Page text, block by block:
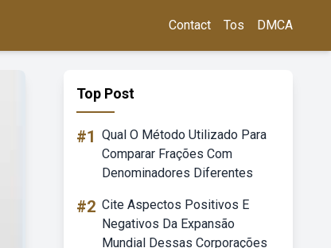
Contact Tos DMCA
Top Post
#1 Qual O Método Utilizado Para
Comparar Frações Com
Denominadores Diferentes
#2 Cite Aspectos Positivos E
Negativos Da Expansão
Mundial Dessas Corporações